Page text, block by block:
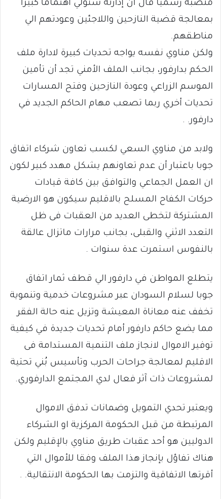
منصبه رسميا قال ان إدارته ستولي اهتماما كبيرا
بمعالجة قضية النازحين واللاجئين وعودتهم الي
مناطقهم.
ولكن مناوي نفسه يواجه تحديات كبيرة لادارة ملف
الحكم بدارفور، بجانب الملف الأمني تجد أن تأمين
الموسم الزراعي وعودة النازحين وفتح المسارات
تحديات أخري ربما تصعب مهام الحاكم الجديد في
دارفور. .
ولابد من مناوي السعي لكسب تعاون شركاء اتفاق
جوبا باعتبار أن عدم تعاونهم يشكل مهدد كبير لكون
ان العمل الجماعي والتوافق بين كافة قيادات
حركات الكفاح المسلح بالاقليم سيكون هو الارضية
المشتركة لتخطى العديد من العقبات فى ظل
التعدد الاثني والقبلى، بجانب مرارات ماتزال عالقة
بالنفوس استمرت عدة سنوات .
يتطلع المواطن في دارفور الي قطف ثمار اتفاق
جوبا لسلام السودان عبر مشروعات خدمية وتنموية
تخفف عنه معاناة المعيشة وتزيل عنه حالة الفقر
مما يضع حاكم دارفور أمام تحديات جديدة في كيفية
توفير الاموال لانجاز ملف التنمية المستدامة فى
الاقليم لمعالجة جراحات الحرب وتأسيس بُني تحتية
لمشروعات ذات آثر فعال لدي المجتمع الدارفوري.
ويعتبر تحدي التمويل وضمانات تدفق الاموال
المرتبطة من قبل الحكومة المركزية او الشركاء
الدوليين هو أحد عقبات طريق مناوي بالإقليم ولكن
هناك تفاؤل بإنجاز هذا الملف وفقا للأموال التي
أقرتها الاتفاقية والتزمت بها الحكومة الانتقالية. .